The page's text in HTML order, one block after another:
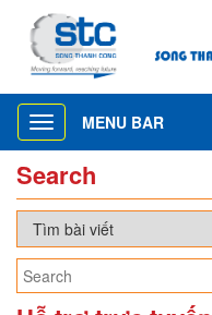
Toggle
navigation
MENU BAR
Search